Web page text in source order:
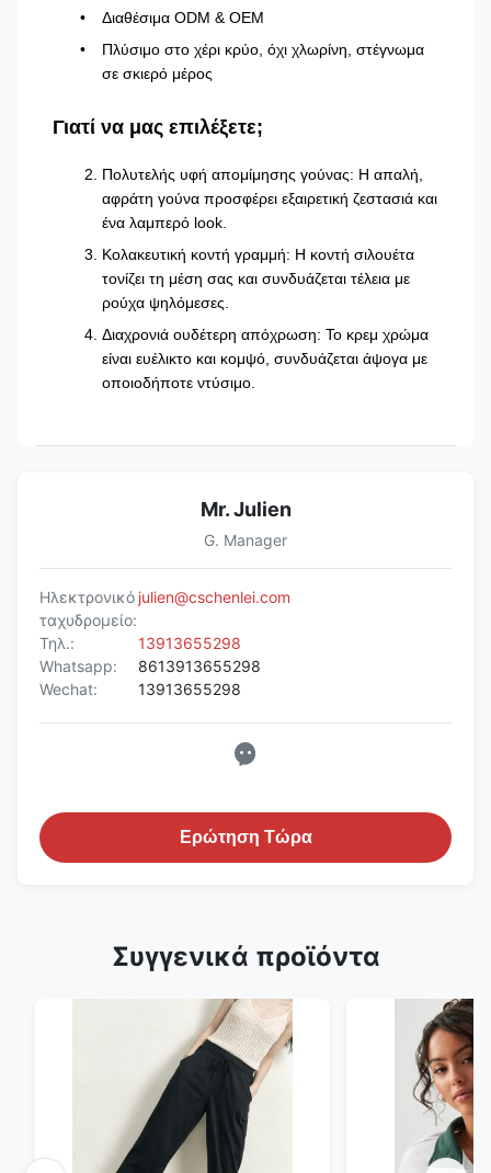
Διαθέσιμα ODM & OEM
Πλύσιμο στο χέρι κρύο, όχι χλωρίνη, στέγνωμα
σε σκιερό μέρος
Γιατί να μας επιλέξετε;
Πολυτελής υφή απομίμησης γούνας: Η απαλή,
αφράτη γούνα προσφέρει εξαιρετική ζεστασιά και
ένα λαμπερό look.
Κολακευτική κοντή γραμμή: Η κοντή σιλουέτα
τονίζει τη μέση σας και συνδυάζεται τέλεια με
ρούχα ψηλόμεσες.
Διαχρονιά ουδέτερη απόχρωση: Το κρεμ χρώμα
είναι ευέλικτο και κομψό, συνδυάζεται άψογα με
οποιοδήποτε ντύσιμο.
Mr. Julien
G. Manager
Ηλεκτρονικό
ταχυδρομείο:
julien@cschenlei.com
Τηλ.:
13913655298
Whatsapp:
8613913655298
Wechat:
13913655298
Ερώτηση Τώρα
Συγγενικά προϊόντα